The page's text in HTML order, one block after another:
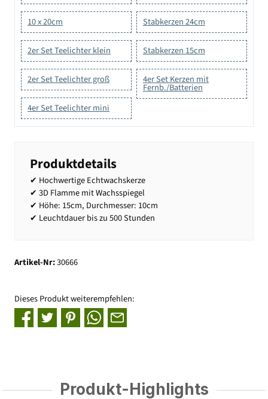
10 x 20cm Stabkerzen 24cm
2er Set Teelichter klein Stabkerzen 15cm
2er Set Teelichter groß 4er Set Kerzen mit
Fernb./Batterien
4er Set Teelichter mini
Produktdetails
✔ Hochwertige Echtwachskerze
✔ 3D Flamme mit Wachsspiegel
✔ Höhe: 15cm, Durchmesser: 10cm
✔ Leuchtdauer bis zu 500 Stunden
Artikel-Nr:30666
Dieses Produkt weiterempfehlen:
Produkt-Highlights